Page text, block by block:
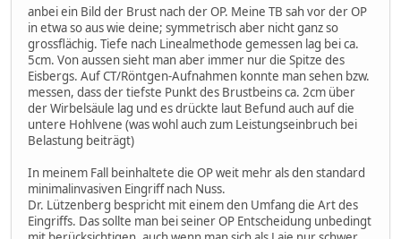
anbei ein Bild der Brust nach der OP. Meine TB sah vor der OP
in etwa so aus wie deine; symmetrisch aber nicht ganz so
grossflächig. Tiefe nach Linealmethode gemessen lag bei ca.
5cm. Von aussen sieht man aber immer nur die Spitze des
Eisbergs. Auf CT/Röntgen-Aufnahmen konnte man sehen bzw.
messen, dass der tiefste Punkt des Brustbeins ca. 2cm über
der Wirbelsäule lag und es drückte laut Befund auch auf die
untere Hohlvene (was wohl auch zum Leistungseinbruch bei
Belastung beiträgt)
In meinem Fall beinhaltete die OP weit mehr als den standard
minimalinvasiven Eingriff nach Nuss.
Dr. Lützenberg bespricht mit einem den Umfang die Art des
Eingriffs. Das sollte man bei seiner OP Entscheidung unbedingt